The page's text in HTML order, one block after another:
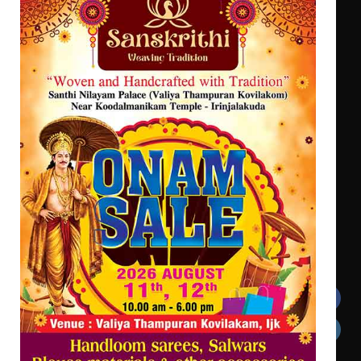
എം.ജി. യൂണിവേഴ്‌സിറ്റിയിൽ നിന്ന്
ഇംഗ്ളീഷ് സാഹിത്യത്തിൽ
ഡോക്ടറേറ്റ് നേടിയ എൻ. ആര്യ
ട്യുണീഷ്യൻ ചിത്രം ” ദി വോയിസ്
ഓഫ് ഹിന്ദ് റജബ് ” ഇരിങ്ങാലക്കുട
ഫിലിം സൊസൈറ്റി ആഗസ്റ്റ് 7
വെള്ളിയാഴ്ച സ്‌ക്രീൻ ചെയ്യുന്നു
Get In Touch
Twitter Facebook
LinkedIn Instagram